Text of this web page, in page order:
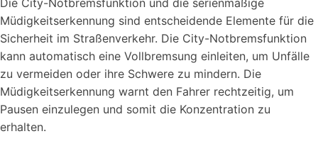
Die City-Notbremsfunktion und die serienmäßige
Müdigkeitserkennung sind entscheidende Elemente für die
Sicherheit im Straßenverkehr. Die City-Notbremsfunktion
kann automatisch eine Vollbremsung einleiten, um Unfälle
zu vermeiden oder ihre Schwere zu mindern. Die
Müdigkeitserkennung warnt den Fahrer rechtzeitig, um
Pausen einzulegen und somit die Konzentration zu
erhalten.